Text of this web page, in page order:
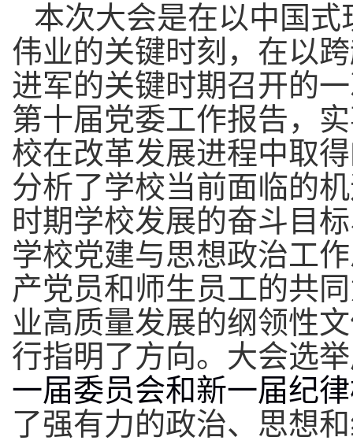
本次大会是在以中国
伟业的关键时刻，在以
进军的关键时期召开的
第十届党委工作报告，
校在改革发展进程中取
分析了学校当前面临的
时期学校发展的奋斗目
学校党建与思想政治工
产党员和师生员工的共
业高质量发展的纲领性
行指明了方向。 大会选
一届委员会和新一届纪
了强有力的政治、 思想